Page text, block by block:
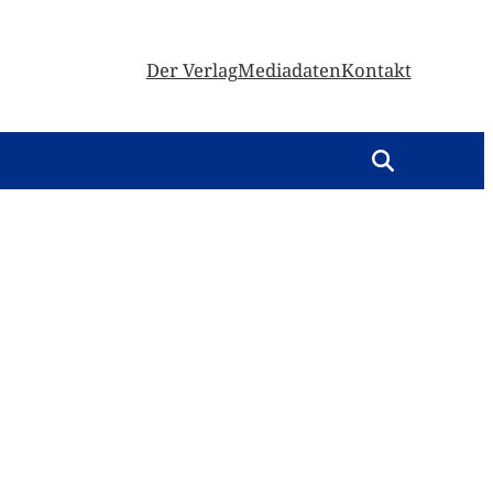
Der VerlagMediadatenKontakt